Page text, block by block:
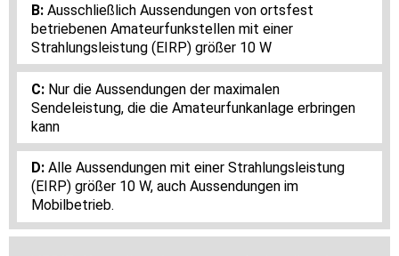
Ausschließlich Aussendungen von ortsfest
betriebenen Amateurfunkstellen mit einer
Strahlungsleistung (EIRP) größer 10 W
Nur die Aussendungen der maximalen
Sendeleistung, die die Amateurfunkanlage erbringen
kann
Alle Aussendungen mit einer Strahlungsleistung
(EIRP) größer 10 W, auch Aussendungen im
Mobilbetrieb.